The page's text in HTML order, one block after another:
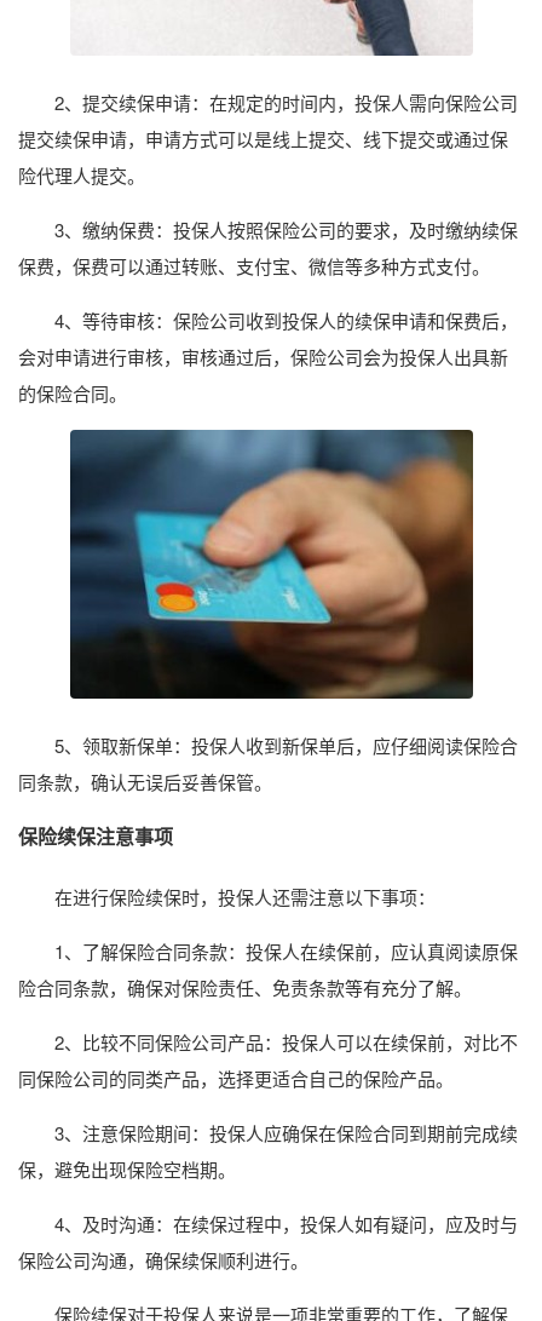
2、提交续保申请：在规定的时间内，投保人需向保险公司
提交续保申请，申请方式可以是线上提交、线下提交或通过保
险代理人提交。
3、缴纳保费：投保人按照保险公司的要求，及时缴纳续保
保费，保费可以通过转账、支付宝、微信等多种方式支付。
4、等待审核：保险公司收到投保人的续保申请和保费后，
会对申请进行审核，审核通过后，保险公司会为投保人出具新
的保险合同。
5、领取新保单：投保人收到新保单后，应仔细阅读保险合
同条款，确认无误后妥善保管。
保险续保注意事项
在进行保险续保时，投保人还需注意以下事项：
1、了解保险合同条款：投保人在续保前，应认真阅读原保
险合同条款，确保对保险责任、免责条款等有充分了解。
2、比较不同保险公司产品：投保人可以在续保前，对比不
同保险公司的同类产品，选择更适合自己的保险产品。
3、注意保险期间：投保人应确保在保险合同到期前完成续
保，避免出现保险空档期。
4、及时沟通：在续保过程中，投保人如有疑问，应及时与
保险公司沟通，确保续保顺利进行。
保险续保对于投保人来说是一项非常重要的工作，了解保